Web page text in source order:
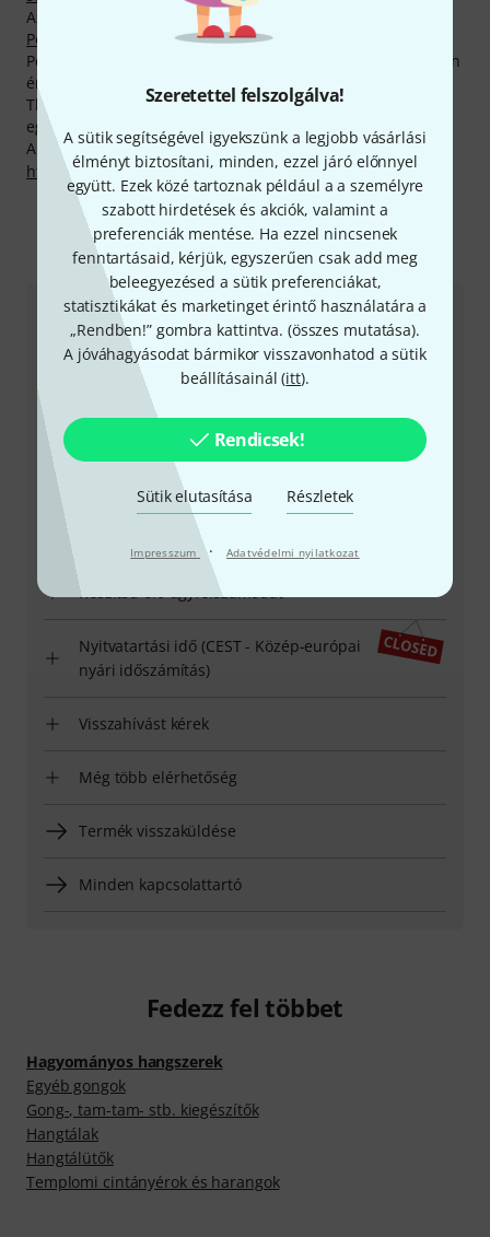
Szeretettel felszolgálva!
A sütik segítségével igyekszünk a legjobb vásárlási
élményt biztosítani, minden, ezzel járó előnnyel
együtt. Ezek közé tartoznak például a a személyre
szabott hirdetések és akciók, valamint a
preferenciák mentése. Ha ezzel nincsenek
fenntartásaid, kérjük, egyszerűen csak add meg
beleegyezésed a sütik preferenciákat,
statisztikákat és marketinget érintő használatára a
„Rendben!” gombra kattintva. (összes mutatása).
A jóváhagyásodat bármikor visszavonhatod a sütik
beállításainál (itt).
Rendicsek!
Sütik elutasítása Részletek
Impresszum · Adatvédelmi nyilatkozat
Az aktuálisan legkeresettebb, minden idők legforróbbja -
Peter Hess phKS9-G
. Eddig 3.000 darabot értékesítettünk.
Peter Hess -termékekre általában csupán 2 év garancia van
érvényben, mi azonban nem elégszünk meg ennyivel a
Thomann-nál, és saját zsebünkre gondoskodunk további
egy év garanciáról.
A gyártóval kapcsolatban itt találsz bővebb tájékoztatást:
http://www.peter-hess-institut.de
Így érhetsz el minket
Ügyfélszolgálat - Magyarország
+49-9546-9223-531
Ügyfélszolgálatunk minden kérdés és észrevétel esetén
örömmel áll rendelkezésedre
Készítsd elő ügyfélszámodat
Nyitvatartási idő (CEST - Közép-európai
nyári időszámítás)
Visszahívást kérek
Még több elérhetőség
Termék visszaküldése
Minden kapcsolattartó
Fedezz fel többet
Hagyományos hangszerek
Egyéb gongok
Gong-, tam-tam- stb. kiegészítők
Hangtálak
Hangtálütők
Templomi cintányérok és harangok